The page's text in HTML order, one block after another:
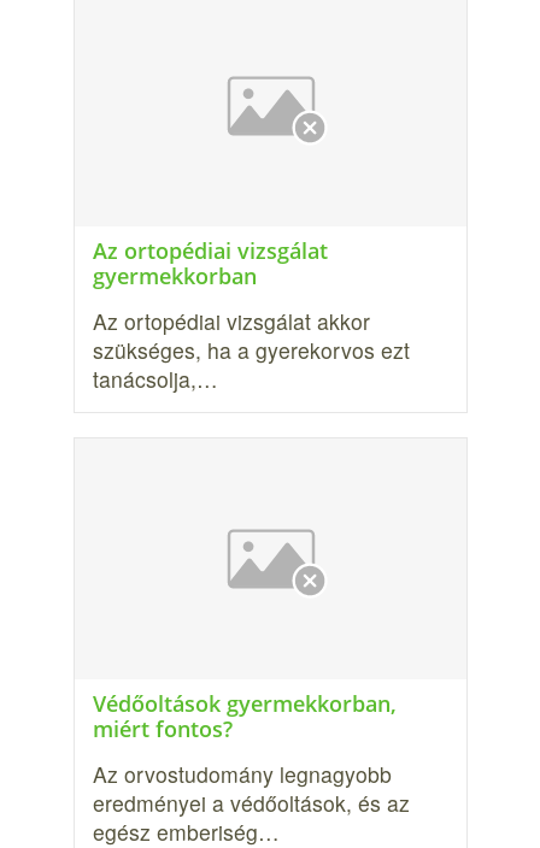
Az ortopédiai vizsgálat
gyermekkorban
Az ortopédiai vizsgálat akkor
szükséges, ha a gyerekorvos ezt
tanácsolja,…
Védőoltások gyermekkorban,
miért fontos?
Az orvostudomány legnagyobb
eredményei a védőoltások, és az
egész emberiség…